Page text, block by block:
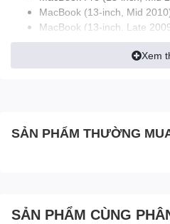
MacBook (13-inch, Mid
MacBook (13-inch, Late
MacBook Pro (13-inch, Mid
MacBook Pro (15-inch,
MacBook (13-inch, Mid
MacBook (13-inch, Early
Xem
SẢN PHẨM THƯỜNG
SẢN PHẨM CÙNG